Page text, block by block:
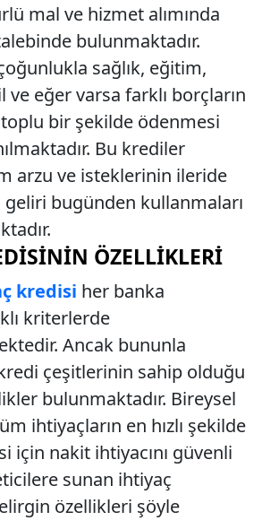
mal ve hizmet alımında
bulunmaktadır.
sağlık, eğitim,
ve eğer varsa farklı borçların
bir şekilde ödenmesi
Bu krediler
arzu ve isteklerinin ileride
bugünden kullanmaları
ÖZELLIKLERI
kredisi her banka
kriterlerde
Ancak bununla
çeşitlerinin sahip olduğu
bulunmaktadır. Bireysel
ihtiyaçların en hızlı şekilde
için nakit ihtiyacını güvenli
sunan ihtiyaç
özellikleri şöyle